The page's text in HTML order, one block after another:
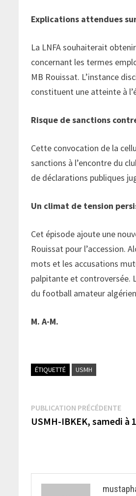
Explications attendues
La LNFA souhaiterait
concernant les termes
MB Rouissat. L’instance
constituent une atteinte à
Risque de sanctions
Cette convocation de la
sanctions à l’encontre du
de déclarations publiques
Un climat de tension
Cet épisode ajoute une
Rouissat pour l’accession.
mots et les accusations
palpitante et controversée.
du football amateur
M. A-M.
ÉTIQUETTÉ USMH
Navigation
de
PUBLICATION PRÉCÉDENTE
USMH-IBKEK, samedi à